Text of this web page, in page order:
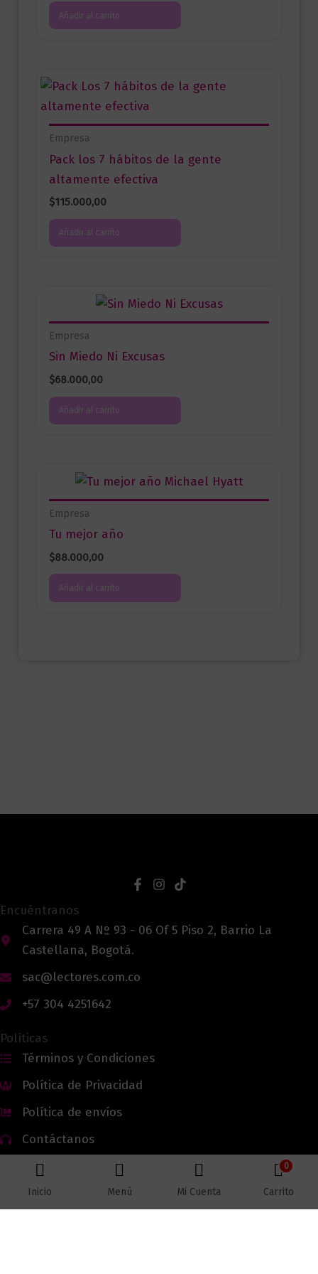
Añadir al carrito
Empresa
Pack los 7 hábitos de la gente
altamente efectiva
$115.000,00
Añadir al carrito
Empresa
Sin Miedo Ni Excusas
$68.000,00
Añadir al carrito
Empresa
Tu mejor año
$88.000,00
Añadir al carrito
Encuéntranos
Carrera 49 A Nº 93 - 06 Of 5 Piso 2, Barrio La
Castellana, Bogotá.
sac@lectores.com.co
+57 304 4251642
Políticas
Términos y Condiciones
Política de Privacidad
Política de envíos
Contáctanos
Todos los derechos reservados © 2026 Lectores.co |
Inicio Menú Mi Cuenta
0
Carrito